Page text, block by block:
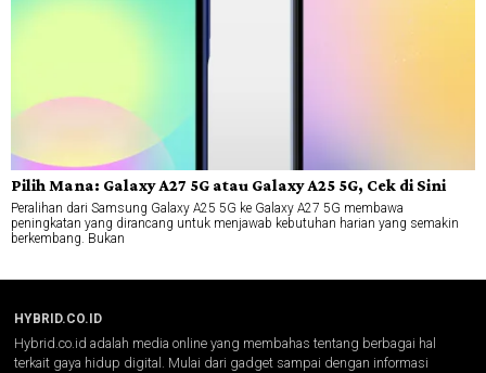
Pilih Mana: Galaxy A27 5G atau Galaxy A25 5G, Cek di Sini
Peralihan dari Samsung Galaxy A25 5G ke Galaxy A27 5G membawa
peningkatan yang dirancang untuk menjawab kebutuhan harian yang semakin
berkembang. Bukan
HYBRID.CO.ID
Hybrid.co.id adalah media online yang membahas tentang berbagai hal
terkait gaya hidup digital. Mulai dari gadget sampai dengan informasi